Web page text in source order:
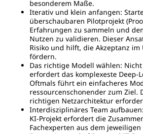
besonderem Maße.
Iterativ und klein anfangen:
überschaubaren Pilotprojekt
Erfahrungen zu sammeln und
Nutzen zu validieren. Dieser
Risiko und hilft, die Akzeptanz im
fördern.
Das richtige Modell wählen:
erfordert das komplexeste Deep-
Oftmals führt ein einfacheres
ressourcenschonender zum Ziel.
richtigen Netzarchitektur
Interdisziplinäres Team
KI-Projekt erfordert die
Fachexperten aus dem